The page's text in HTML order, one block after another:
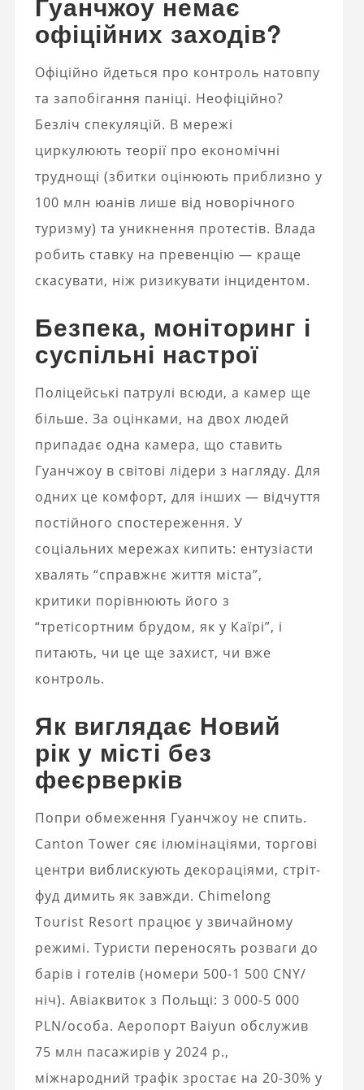
офіційних заходів?
Офіційно йдеться про контроль натовпу
та запобігання паніці. Неофіційно?
Безліч спекуляцій. В мережі
циркулюють теорії про економічні
труднощі (збитки оцінюють приблизно у
100 млн юанів лише від новорічного
туризму) та уникнення протестів. Влада
робить ставку на превенцію — краще
скасувати, ніж ризикувати інцидентом.
Безпека, моніторинг і
суспільні настрої
Поліцейські патрулі всюди, а камер ще
більше. За оцінками, на двох людей
припадає одна камера, що ставить
Гуанчжоу в світові лідери з нагляду. Для
одних це комфорт, для інших — відчуття
постійного спостереження. У
соціальних мережах кипить: ентузіасти
хвалять “справжнє життя міста”,
критики порівнюють його з
“третісортним брудом, як у Каїрі”, і
питають, чи це ще захист, чи вже
контроль.
Як виглядає Новий
рік у місті без
феєрверків
Попри обмеження Гуанчжоу не спить.
Canton Tower сяє ілюмінаціями, торгові
центри виблискують декораціями, стріт-
фуд димить як завжди. Chimelong
Tourist Resort працює у звичайному
режимі. Туристи переносять розваги до
барів і готелів (номери 500-1 500 CNY/
ніч). Авіаквиток з Польщі: 3 000-5 000
PLN/особа. Аеропорт Baiyun обслужив
75 млн пасажирів у 2024 р.,
міжнародний трафік зростає на 20-30% у